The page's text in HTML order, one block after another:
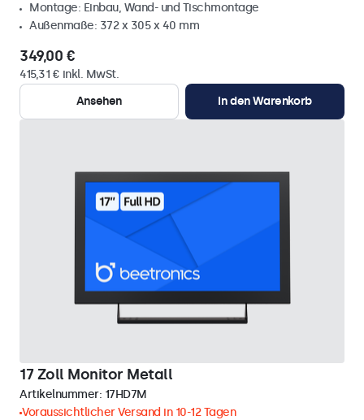
Montage: Einbau, Wand- und Tischmontage
Außenmaße: 372 x 305 x 40 mm
349,00 €
415,31 € inkl. MwSt.
Ansehen
In den Warenkorb
17 Zoll Monitor Metall
Artikelnummer: 17HD7M
Voraussichtlicher Versand in 10-12 Tagen